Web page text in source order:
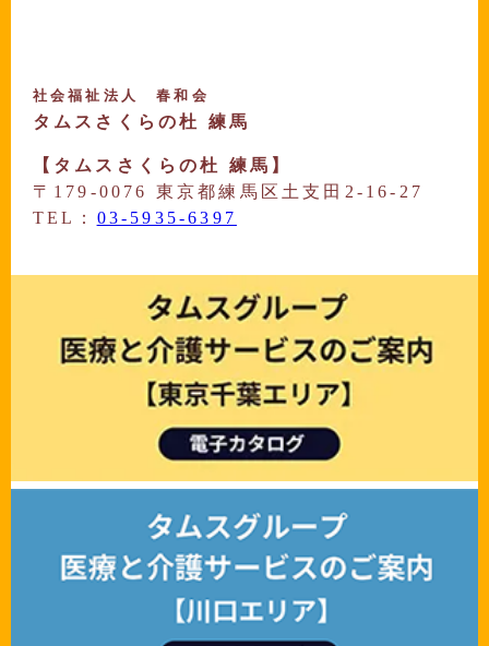
社会福祉法人 春和会
タムスさくらの杜 練馬
【タムスさくらの杜 練馬】
〒179-0076 東京都練馬区土支田2-16-27
TEL： 03-5935-6397